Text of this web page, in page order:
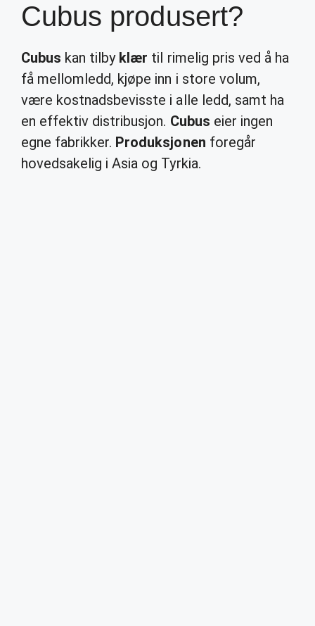
Cubus produsert?
Cubus kan tilby klær til rimelig pris ved å ha
få mellomledd, kjøpe inn i store volum,
være kostnadsbevisste i alle ledd, samt ha
en effektiv distribusjon. Cubus eier ingen
egne fabrikker. Produksjonen foregår
hovedsakelig i Asia og Tyrkia.